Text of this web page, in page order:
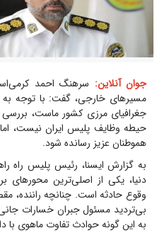
جوان آنلاین: سرهنگ احمد
مسیر‌های خارجی، گفت: با توجه
جغرافیای مرزی کشور ماست،
حیطه وظایف پلیس ایران نیست،
هموطنان عزیز رسانده شود.
به گزارش ایسنا، رئیس پلیس راه
دنیا، یکی از اصلی‌ترین محور‌های
وقوع حادثه است. چنانچه راننده،
بی‌تردید مسئول جبران خسارات
به این گونه حوادث تفاوت ماهوی با